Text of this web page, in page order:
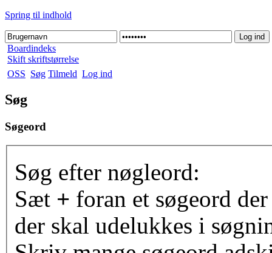
Spring til indhold
Boardindeks
Skift skriftstørrelse
OSS Søg Tilmeld Log ind
Søg
Søgeord
Søg efter nøgleord:
Sæt + foran et søgeord
der skal udelukkes i